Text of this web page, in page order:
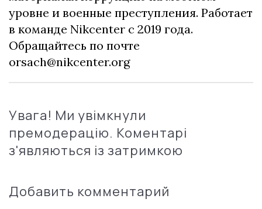
уровне и военные преступления. Работает
в команде Nikcenter с 2019 года.
Обращайтесь по почте
orsach@nikcenter.org
Увага! Ми увімкнули
премодерацію. Коментарі
з'являються із затримкою
Добавить комментарий